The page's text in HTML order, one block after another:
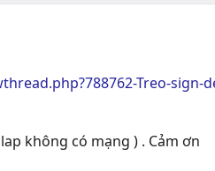
Treo-sign-
không có mạng ) . Cảm ơn